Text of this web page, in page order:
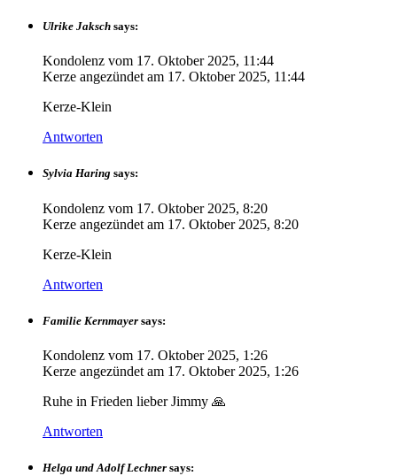
Ulrike Jaksch says:
Kondolenz vom 17. Oktober 2025, 11:44
Kerze angezündet am 17. Oktober 2025, 11:44
Kerze-Klein
Antworten
Sylvia Haring says:
Kondolenz vom 17. Oktober 2025, 8:20
Kerze angezündet am 17. Oktober 2025, 8:20
Kerze-Klein
Antworten
Familie Kernmayer says:
Kondolenz vom 17. Oktober 2025, 1:26
Kerze angezündet am 17. Oktober 2025, 1:26
Ruhe in Frieden lieber Jimmy 🙏
Antworten
Helga und Adolf Lechner says: